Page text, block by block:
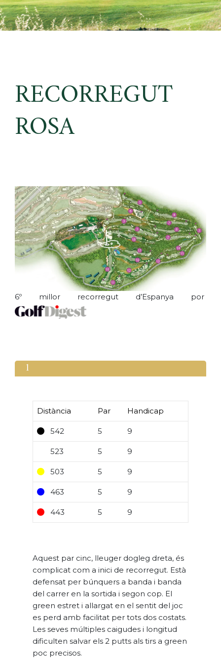
RECORREGUT
ROSA
6º millor recorregut d’Espanya por
1
Distància Par Handicap
542 5 9
523 5 9
503 5 9
463 5 9
443 5 9
Aquest par cinc, lleuger dogleg dreta, és
complicat com a inici de recorregut. Està
defensat per búnquers a banda i banda
del carrer en la sortida i segon cop. El
green estret i allargat en el sentit del joc
es perd amb facilitat per tots dos costats.
Les seves múltiples caigudes i longitud
dificulten salvar els 2 putts als tirs a green
poc precisos.